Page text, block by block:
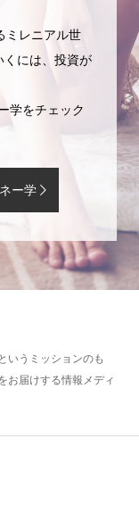
ミレニアル世
には、投資が
学をチェック
ー学
いうミッションのも
お届けする情報メディ